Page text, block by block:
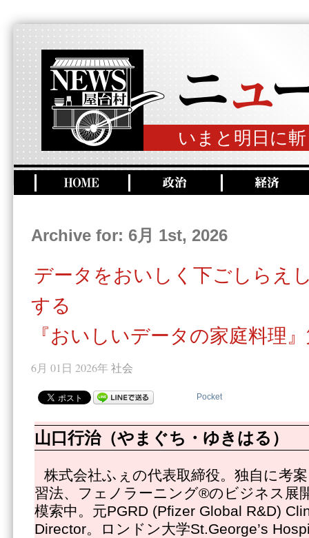
いまと明日に
Archive for: 6月 1st, 2026
データをおいしく下ごしらえ
する
『おいしいデータの家庭料理
6月 01日 2026年 社会
Pocket
山口行治（やまぐち・ゆきはる）
株式会社ふぇの代表取締役。独自に考
習法、フェノラーニング®のビジネス展
模索中。元PGRD (Pfizer Global R&D)
Director。ロンドン大学St.George’s